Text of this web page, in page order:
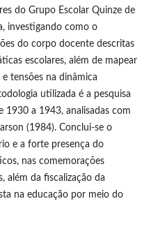
do Grupo Escolar Quinze de
investigando como o
do corpo docente descritas
escolares, além de mapear
tensões na dinâmica
utilizada é a pesquisa
1930 a 1943, analisadas com
(1984). Conclui-se o
e a forte presença do
nas comemorações
além da fiscalização da
na educação por meio do